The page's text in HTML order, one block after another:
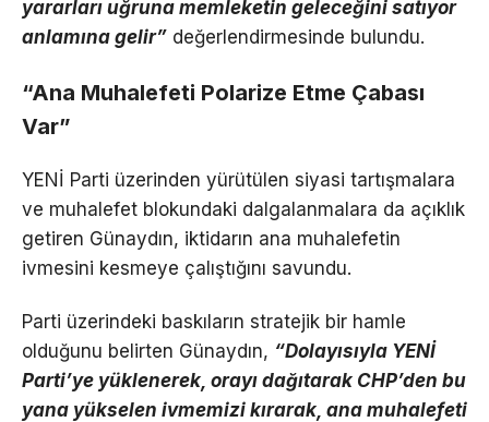
yararları uğruna memleketin geleceğini satıyor
anlamına gelir” değerlendirmesinde bulundu.
“Ana Muhalefeti Polarize Etme Çabası
Var”
YENİ Parti üzerinden yürütülen siyasi tartışmalara
ve muhalefet blokundaki dalgalanmalara da açıklık
getiren Günaydın, iktidarın ana muhalefetin
ivmesini kesmeye çalıştığını savundu.
Parti üzerindeki baskıların stratejik bir hamle
olduğunu belirten Günaydın, “Dolayısıyla YENİ
Parti’ye yüklenerek, orayı dağıtarak CHP’den bu
yana yükselen ivmemizi kırarak, ana muhalefeti